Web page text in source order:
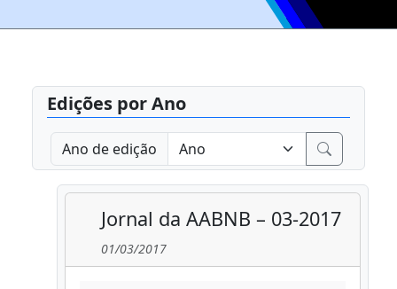
Edições por Ano
Ano de edição
Jornal da AABNB – 03-2017
01/03/2017